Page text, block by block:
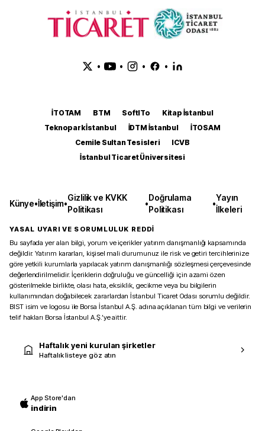
• • • •
İTOTAM BTM SoftITo
Kitap İstanbul
Teknopark İstanbul
İDTM İstanbul
İTOSAM
Cemile Sultan Tesisleri
ICVB
İstanbul Ticaret Üniversitesi
Künye•İletişim•
Gizlilik ve KVKK
Politikası
•
Doğrulama
Politikası
•
Yayın
İlkeleri
YASAL UYARI VE SORUMLULUK REDDİ
Bu sayfada yer alan bilgi, yorum ve içerikler yatırım danışmanlığı kapsamında
değildir. Yatırım kararları, kişisel mali durumunuz ile risk ve getiri tercihlerinize
göre yetkili kurumlarla yapılacak yatırım danışmanlığı sözleşmesi çerçevesinde
değerlendirilmelidir. İçeriklerin doğruluğu ve güncelliği için azami özen
gösterilmekle birlikte, olası hata, eksiklik, gecikme veya bu bilgilerin
kullanımından doğabilecek zararlardan İstanbul Ticaret Odası sorumlu değildir.
BIST isim ve logosu ile Borsa İstanbul A.Ş. adına açıklanan tüm bilgi ve verilerin
telif hakları Borsa İstanbul A.Ş.’ye aittir.
Haftalık yeni kurulan şirketler
Haftalık listeye göz atın
App Store'dan
indirin